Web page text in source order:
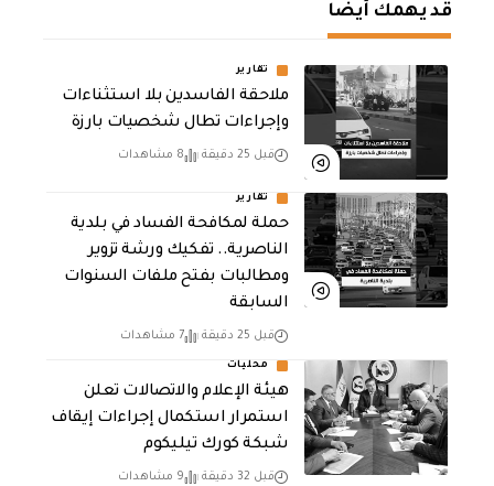
قد يهمك أيضا
تقارير
ملاحقة الفاسدين بلا استثناءات
وإجراءات تطال شخصيات بارزة
قبل 25 دقيقة 8 مشاهدات
تقارير
حملة لمكافحة الفساد في بلدية
الناصرية.. تفكيك ورشة تزوير
ومطالبات بفتح ملفات السنوات
السابقة
قبل 25 دقيقة 7 مشاهدات
محليات
هيئة الإعلام والاتصالات تعلن
استمرار استكمال إجراءات إيقاف
شبكة كورك تيليكوم
قبل 32 دقيقة 9 مشاهدات